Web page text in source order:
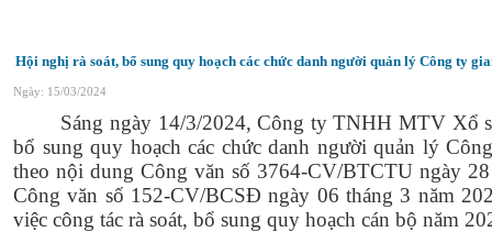
Hội nghị rà soát, bổ sung quy hoạch các chức danh người quản lý Công ty
Ngày: 15/03/2024
Sáng ngày 14/3/2024, Công ty TNHH MTV Xổ
bổ sung quy hoạch các chức danh người quản lý
theo nội dung Công văn số 3764-CV/BTCTU ngày
Công văn số 152-CV/BCSĐ ngày 06 tháng 3 năm
việc công tác rà soát, bổ sung quy hoạch cán bộ năm